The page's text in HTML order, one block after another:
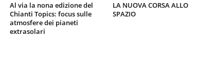
Al via la nona edizione del
Chianti Topics: focus sulle
atmosfere dei pianeti
extrasolari
LA NUOVA CORSA ALLO
SPAZIO